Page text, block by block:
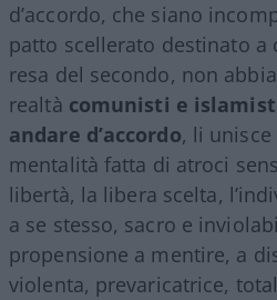
d’accordo, che siano
patto scellerato destinato a
resa del secondo, non
realtà comunisti e
andare d’accordo, li
mentalità fatta di atroci
libertà, la libera scelta,
a se stesso, sacro e
propensione a mentire, a
violenta, prevaricatrice,